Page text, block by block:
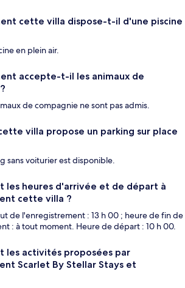
cette villa dispose-t-il d'une piscine
en plein air.
accepte-t-il les animaux de
de compagnie ne sont pas admis.
villa propose un parking sur place
sans voiturier est disponible.
les heures d'arrivée et de départ à
cette villa ?
de l'enregistrement : 13 h 00 ; heure de fin de
: à tout moment. Heure de départ : 10 h 00.
les activités proposées par
Scarlet By Stellar Stays et